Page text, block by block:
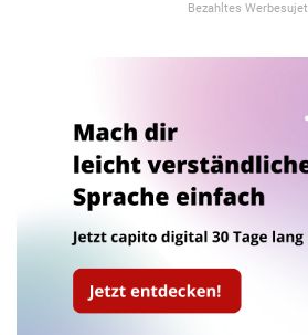
Bezahltes Werbesujet